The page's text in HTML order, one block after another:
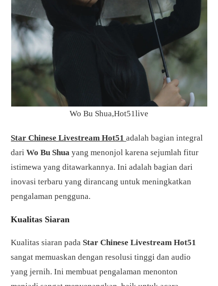
Wo Bu Shua,Hot51live
Star Chinese Livestream Hot51adalah bagian integral
dariWo Bu Shua yang menonjol karena sejumlah fitur
istimewa yang ditawarkannya. Ini adalah bagian dari
inovasi terbaru yang dirancang untuk meningkatkan
pengalaman pengguna.
Kualitas Siaran
Kualitas siaran pada Star Chinese Livestream Hot51
sangat memuaskan dengan resolusi tinggi dan audio
yang jernih. Ini membuat pengalaman menonton